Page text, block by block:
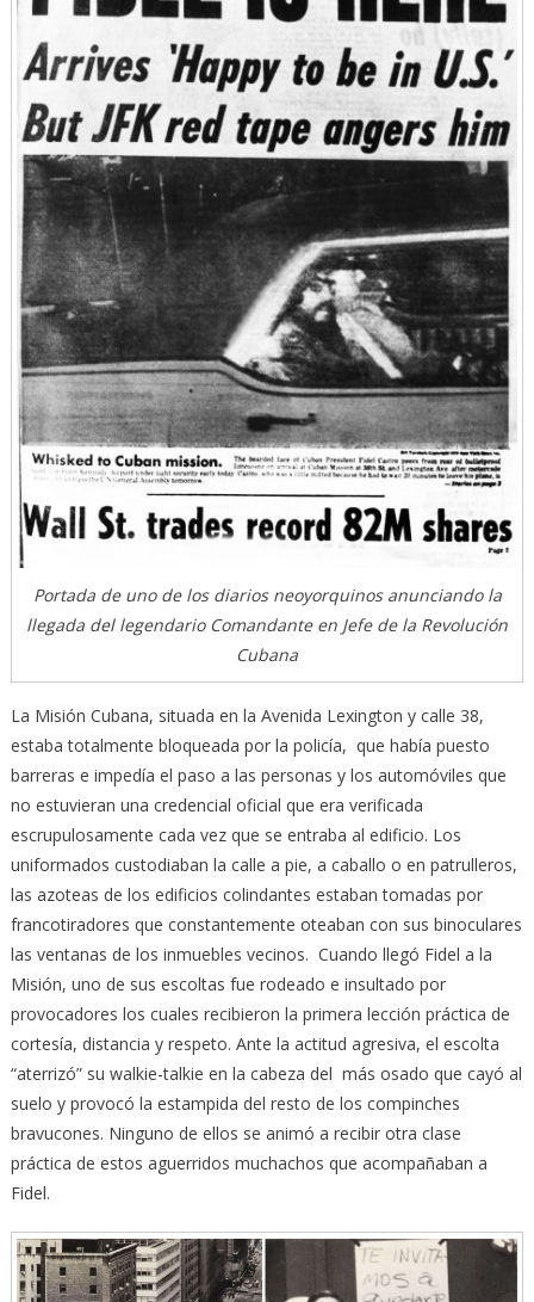
Portada de uno de los diarios neoyorquinos anunciando la
llegada del legendario Comandante en Jefe de la Revolución
Cubana
La Misión Cubana, situada en la Avenida Lexington y calle 38,
estaba totalmente bloqueada por la policía, que había puesto
barreras e impedía el paso a las personas y los automóviles que
no estuvieran una credencial oficial que era verificada
escrupulosamente cada vez que se entraba al edificio. Los
uniformados custodiaban la calle a pie, a caballo o en patrulleros,
las azoteas de los edificios colindantes estaban tomadas por
francotiradores que constantemente oteaban con sus binoculares
las ventanas de los inmuebles vecinos. Cuando llegó Fidel a la
Misión, uno de sus escoltas fue rodeado e insultado por
provocadores los cuales recibieron la primera lección práctica de
cortesía, distancia y respeto. Ante la actitud agresiva, el escolta
“aterrizó” su walkie-talkie en la cabeza del más osado que cayó al
suelo y provocó la estampida del resto de los compinches
bravucones. Ninguno de ellos se animó a recibir otra clase
práctica de estos aguerridos muchachos que acompañaban a
Fidel.